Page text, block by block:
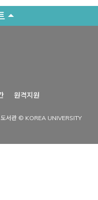
원격지원
서관 © KOREA UNIVERSITY